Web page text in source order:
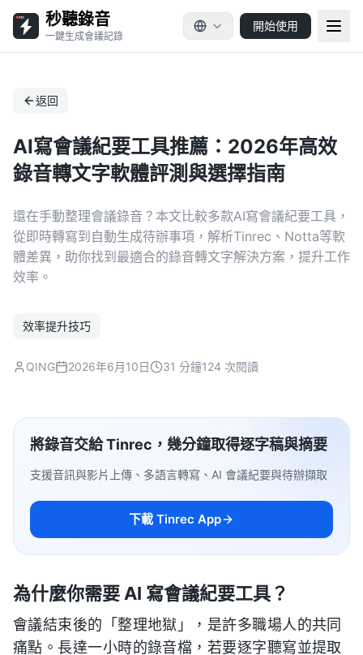
秒聽錄音
一鍵生成會議記錄
開始使用
返回
AI寫會議紀要工具推薦：2026年高效
錄音轉文字軟體評測與選擇指南
還在手動整理會議錄音？本文比較多款AI寫會議紀要工具，
從即時轉寫到自動生成待辦事項，解析Tinrec、Notta等軟
體差異，助你找到最適合的錄音轉文字解決方案，提升工作
效率。
效率提升技巧
QING 2026年6月10日 31 分鐘124 次閱讀
將錄音交給 Tinrec，幾分鐘取得逐字稿與摘要
支援音訊與影片上傳、多語言轉寫、AI 會議紀要與待辦擷取
下載 Tinrec App
為什麼你需要 AI 寫會議紀要工具？
會議結束後的「整理地獄」，是許多職場人的共同
痛點。長達一小時的錄音檔，若要逐字聽寫並提取